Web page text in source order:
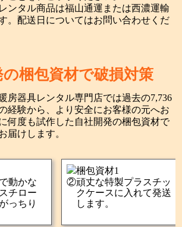
ンタル商品は福山通運または西濃運輸
。配送日についてはお問い合わせくだ
の梱包資材で破損対策
房器具レンタル専門店では過去の7,736
経験から、より安全にお客様の元へお
何度も試作した自社開発の梱包資材で
届けします。
動かな
チロー
っちり
頑丈な特製プラスチッ
クケースに入れて発送
します。